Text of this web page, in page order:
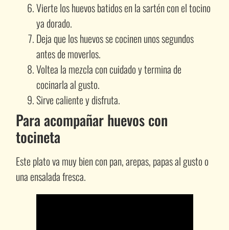
Vierte los huevos batidos en la sartén con el tocino
ya dorado.
Deja que los huevos se cocinen unos segundos
antes de moverlos.
Voltea la mezcla con cuidado y termina de
cocinarla al gusto.
Sirve caliente y disfruta.
Para acompañar huevos con
tocineta
Este plato va muy bien con pan, arepas, papas al gusto o
una ensalada fresca.